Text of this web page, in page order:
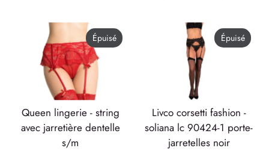
queen lingerie - string
avec jarretière dentelle
s/m
Épuisé
livco corsetti fashion -
soliana lc 90424-1 porte-
jarretelles noir
Épuisé